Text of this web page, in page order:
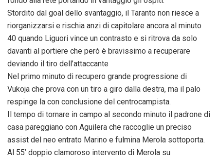
Stordito dal goal dello svantaggio, il Taranto non riesce a
riorganizzarsi e rischia anzi di capitolare ancora al minuto
40 quando Liguori vince un contrasto e si ritrova da solo
davanti al portiere che però è bravissimo a recuperare
deviando il tiro dell’attaccante
Nel primo minuto di recupero grande progressione di
Vukoja che prova con un tiro a giro dalla destra, ma il palo
respinge la con conclusione del centrocampista.
Il tempo di tornare in campo al secondo minuto il padrone di
casa pareggiano con Aguilera che raccoglie un preciso
assist del neo entrato Marino e fulmina Merola sottoporta.
Al 55’ doppio clamoroso intervento di Merola su